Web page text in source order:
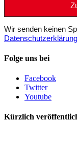
Wir senden keinen
Datenschutzerklärung
Folge uns bei
Facebook
Twitter
Youtube
Kürzlich